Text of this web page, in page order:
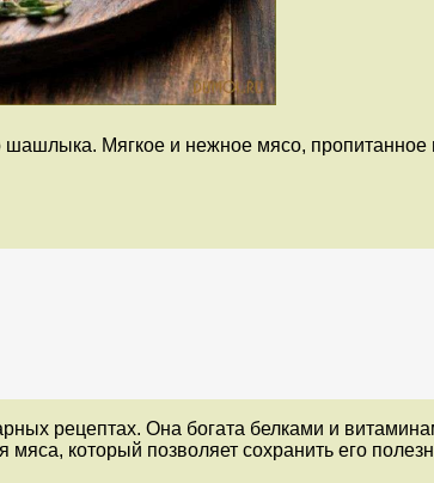
Мягкое и нежное мясо, пропитанное
рецептах. Она богата белками и
который позволяет сохранить его